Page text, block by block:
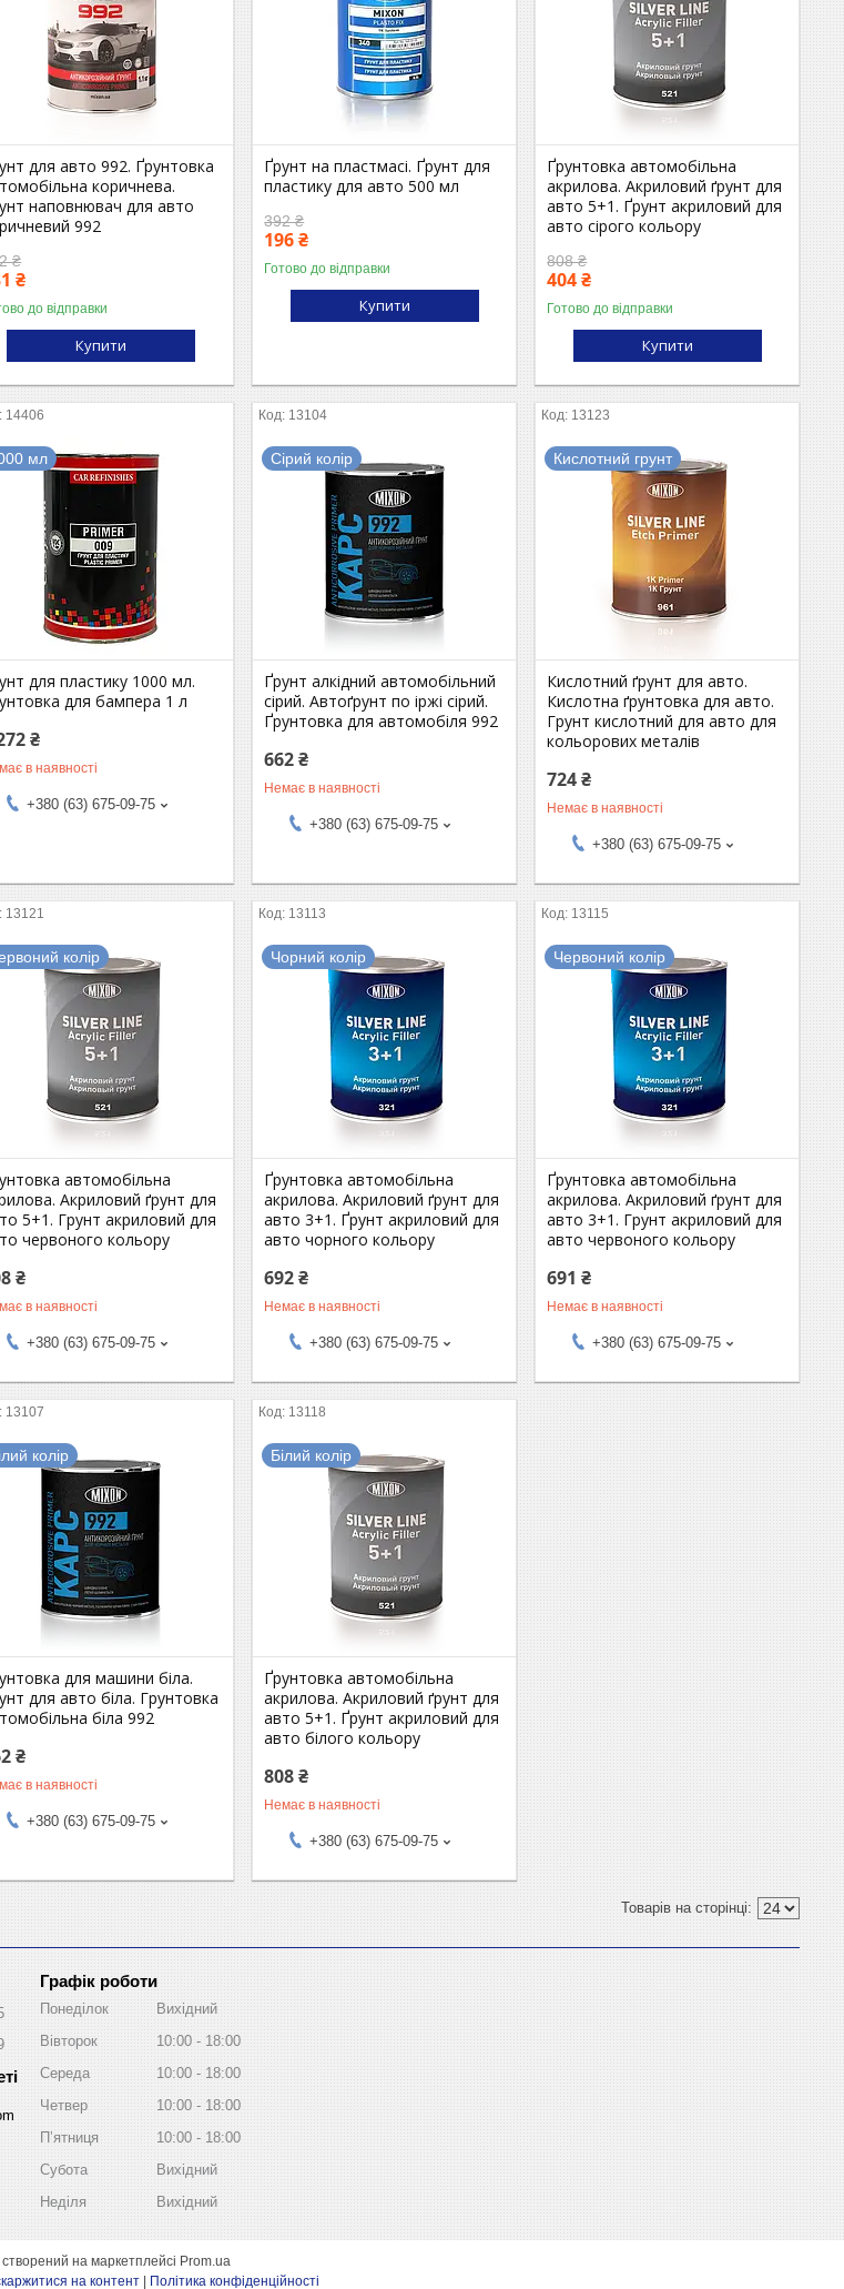
для авто 992. Ґрунтовка
коричнева.
наповнювач для авто
992
₴
₴
до відправки
Купити
Ґрунт на пластмасі. Ґрунт для
пластику для авто 500 мл
392 ₴
196 ₴
Готово до відправки
Купити
Ґрунтовка автомобільна
акрилова. Акриловий ґрунт для
авто 5+1. Ґрунт акриловий для
авто сірого кольору
808 ₴
404 ₴
Готово до відправки
Купити
14406
мл
для пластику 1000 мл.
для бампера 1 л
₴
в наявності
+380 (63) 675-09-75
13104
Сірий колір
Ґрунт алкідний автомобільний
сірий. Автоґрунт по іржі сірий.
Ґрунтовка для автомобіля 992
662 ₴
Немає в наявності
+380 (63) 675-09-75
13123
Кислотний грунт
Кислотний ґрунт для авто.
Кислотна ґрунтовка для авто.
Грунт кислотний для авто для
кольорових металів
724 ₴
Немає в наявності
+380 (63) 675-09-75
13121
колір
автомобільна
Акриловий ґрунт для
5+1. Грунт акриловий для
червоного кольору
₴
в наявності
+380 (63) 675-09-75
13113
Чорний колір
Ґрунтовка автомобільна
акрилова. Акриловий ґрунт для
авто 3+1. Ґрунт акриловий для
авто чорного кольору
692 ₴
Немає в наявності
+380 (63) 675-09-75
13115
Червоний колір
Ґрунтовка автомобільна
акрилова. Акриловий ґрунт для
авто 3+1. Грунт акриловий для
авто червоного кольору
691 ₴
Немає в наявності
+380 (63) 675-09-75
13107
колір
для машини біла.
для авто біла. Грунтовка
біла 992
₴
в наявності
+380 (63) 675-09-75
13118
Білий колір
Ґрунтовка автомобільна
акрилова. Акриловий ґрунт для
авто 5+1. Ґрунт акриловий для
авто білого кольору
808 ₴
Немає в наявності
+380 (63) 675-09-75
Графік роботи
Понеділок
Вихідний
Вівторок
10:00
18:00
Середа
10:00
18:00
Четвер
10:00
18:00
Пʼятниця
10:00
18:00
Субота
Вихідний
Неділя
Вихідний
на маркетплейсі Prom.ua
на контент Політика конфіденційності